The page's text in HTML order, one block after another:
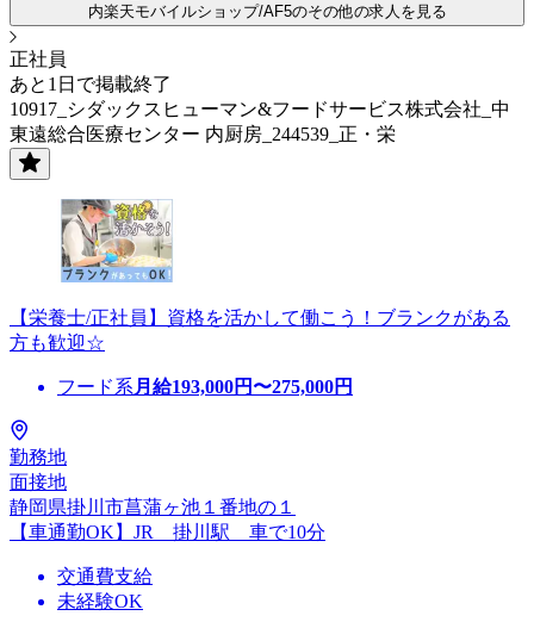
内楽天モバイルショップ/AF5のその他の求人を見る
正社員
あと1日で掲載終了
10917_シダックスヒューマン&フードサービス株式会社_中
東遠総合医療センター 内厨房_244539_正・栄
【栄養士/正社員】資格を活かして働こう！ブランクがある
方も歓迎☆
フード系 月給193,000円〜275,000円
勤務地
面接地
静岡県掛川市菖蒲ヶ池１番地の１
【車通勤OK】JR 掛川駅 車で10分
交通費支給
未経験OK